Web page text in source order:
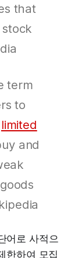
that
term
to
limited
and
어로 사적으
한하여 모집